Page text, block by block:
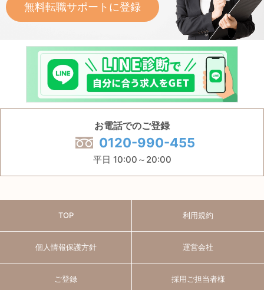
無料転職サポートに登録
お電話でのご登録
0120-990-455
平日 10:00～20:00
TOP 利用規約
個人情報保護方針 運営会社
ご登録 採用ご担当者様